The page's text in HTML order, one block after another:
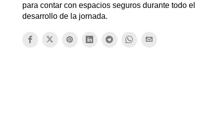
para contar con espacios seguros durante todo el
desarrollo de la jornada.